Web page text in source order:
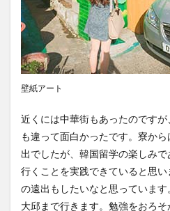
壁紙アート
近くには中華街もあったのです
も違って面白かったです。寮か
出でしたが、韓国留学の楽しみ
行くことを実践できていると思
の遠出もしたいなと思っていま
大邱まで行きます。勉強をおろ
留学出発式
留学生 秋
箱根湯本
華東師範大学
西江大学校
西江大学校留学
長期休暇
集会 韓国
韓国留学
韓国社会研究
検索